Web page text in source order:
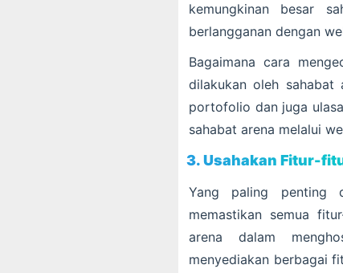
kemungkinan besar
berlangganan dengan
Bagaimana cara
dilakukan oleh sahabat
portofolio dan juga
sahabat arena melalui
3. Usahakan Fitur-
Yang paling penting
memastikan semua
arena dalam
menyediakan berbagai